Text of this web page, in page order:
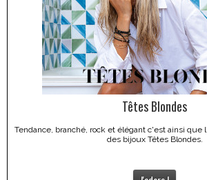
Têtes Blondes
Tendance, branché, rock et élégant c'est ainsi
des bijoux Têtes Blondes.